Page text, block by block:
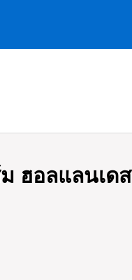
ฮอลแลนเดส